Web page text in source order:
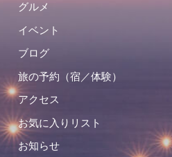
グルメ
イベント
ブログ
旅の予約（宿／体験）
アクセス
お気に入りリスト
お知らせ